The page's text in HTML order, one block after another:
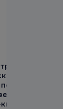
часть